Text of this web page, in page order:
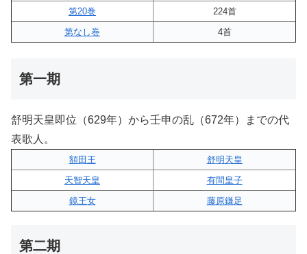
第20巻
224首
第なし巻
4首
第一期
舒明天皇即位（629年）から壬申の乱（672年）までの代
表歌人。
額田王
舒明天皇
天智天皇
有間皇子
鏡王女
藤原鎌足
第二期